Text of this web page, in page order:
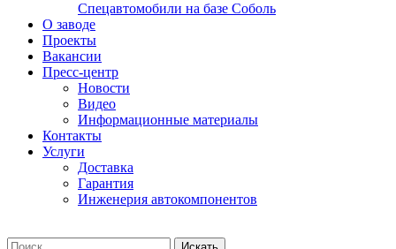
Спецавтомобили на базе Соболь
О заводе
Проекты
Вакансии
Пресс-центр
Новости
Видео
Информационные материалы
Контакты
Услуги
Доставка
Гарантия
Инженерия автокомпонентов